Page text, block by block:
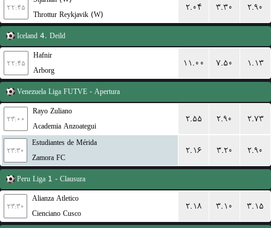
۲۲:۴۵
Throttur Reykjavik (W)
۲.۰۴ ۳.۳۰ ۲.۹۰
Iceland 4. Deild
۲۲:۴۵
Hafnir
Arborg
۱۱.۰۰ ۷.۵۰ ۱.۱۳
Venezuela Liga FUTVE - Apertura
۲۳:۰۰
Rayo Zuliano
Academia Anzoategui
۲.۵۵ ۲.۹۰ ۲.۷۳
۲۳:۳۰
Estudiantes de Mérida
Zamora FC
۲.۱۶ ۳.۲۰ ۲.۹۰
Peru Liga 1 - Clausura
۲۳:۳۰
Alianza Atletico
Cienciano Cusco
۲.۱۸ ۳.۱۰ ۳.۱۵